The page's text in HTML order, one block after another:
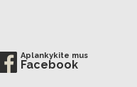
Aplankykite mus
Facebook